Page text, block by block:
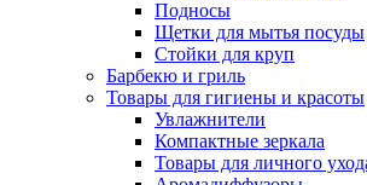
Подносы
Щетки для мытья посуды
Стойки для круп
Барбекю и гриль
Товары для гигиены и красоты
Увлажнители
Компактные зеркала
Товары для личного